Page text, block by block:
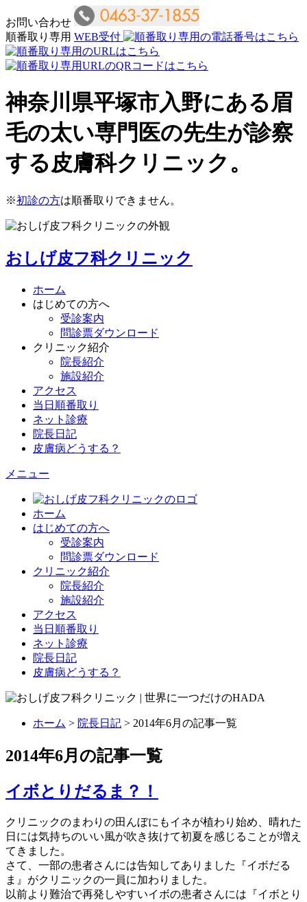
お問い合わせ
順番取り専用 WEB受付
神奈川県平塚市入野にある眉
毛の太い専門医の先生が診察
する皮膚科クリニック。
※初診の方は順番取りできません。
おしげ皮フ科クリニック
ホーム
はじめての方へ
受診案内
問診票ダウンロード
クリニック紹介
院長紹介
施設紹介
アクセス
当日順番取り
ネット診療
院長日記
皮膚病どうする？
メニュー
ホーム
はじめての方へ
受診案内
問診票ダウンロード
クリニック紹介
院長紹介
施設紹介
アクセス
当日順番取り
ネット診療
院長日記
皮膚病どうする？
ホーム > 院長日記 > 2014年6月の記事一覧
2014年6月の記事一覧
イボとりだるま？！
クリニックのまわりの田んぼにもイネが植わり始め、晴れた
日には気持ちのいい風が吹き抜けて初夏を感じることが増え
てきました。
さて、一部の患者さんには告知してありました『イボだる
ま』がクリニックの一員に加わりました。
以前より難治で再発しやすいイボの患者さんには『イボとり